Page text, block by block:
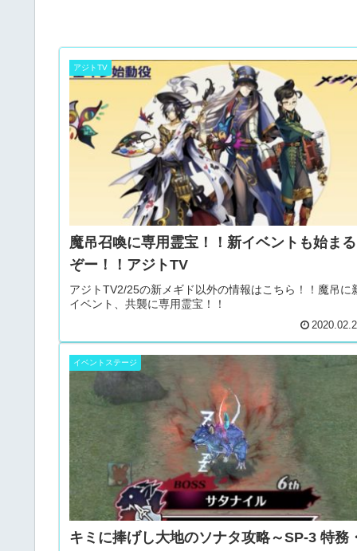
アジトTV
魔吊召喚に専用霊宝！！新イベントも始まる
ぞー！！アジトTV
アジトTV2/25の新メギド以外の情報はこちら！！魔吊に
イベント、共襲に専用霊宝！！
イベントステージ
キミに捧げし大地のソナタ攻略～SP-3 特務